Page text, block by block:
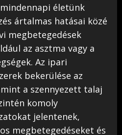
életünk
ártalmas hatásai közé
megbetegedések
az asztma vagy a
Az ipari
bekerülése az
a szennyezett talaj
komoly
jelentenek,
megbetegedéseket és